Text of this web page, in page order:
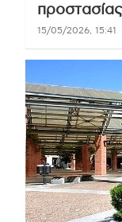
προστασίας
15/05/2026, 15:41